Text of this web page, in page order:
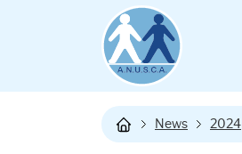
News 2024